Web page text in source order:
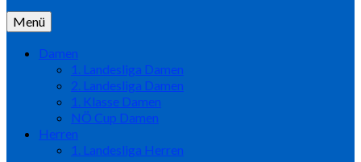
Menü
Damen
1. Landesliga Damen
2. Landesliga Damen
1. Klasse Damen
NÖ Cup Damen
Herren
1. Landesliga Herren